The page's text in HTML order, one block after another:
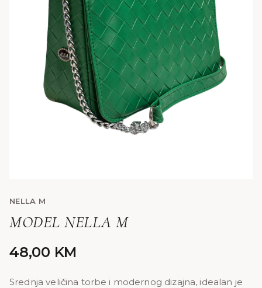
NELLA M
MODEL NELLA M
48,00 KM
Srednja veličina torbe i modernog dizajna, idealan je